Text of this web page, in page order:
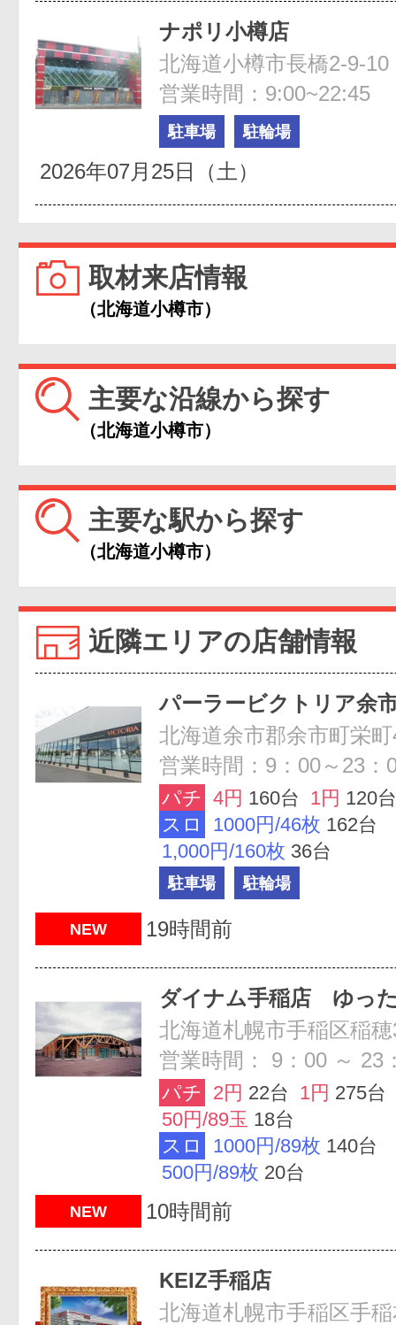
ナポリ小樽店
北海道小樽市長橋2-9-10
営業時間：9:00~22:45
駐車場 駐輪場
2026年07月25日（土）
取材来店情報
（北海道小樽市）
主要な沿線から探す
（北海道小樽市）
主要な駅から探す
（北海道小樽市）
近隣エリアの店舗情報
パーラービクトリア余
北海道余市郡余市町栄
営業時間：9：00～23：
パチ 4円 160台 1円 120台
スロ
1000円/46枚 162台
1,000円/160枚 36台
駐車場 駐輪場
NEW 19時間前
ダイナム手稲店 ゆっ
営業時間： 9：00 ～ 23
パチ 2円 22台 1円 275台
50円/89玉 18台
スロ
1000円/89枚 140台
500円/89枚 20台
NEW 10時間前
KEIZ手稲店